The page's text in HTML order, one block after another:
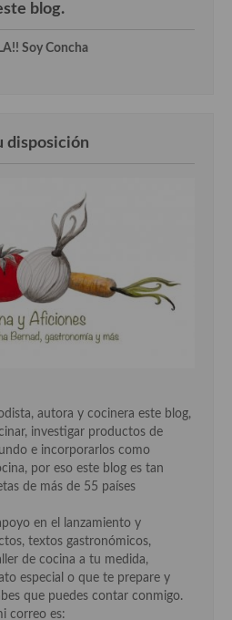
blog.
Soy Concha
disposición
autora y cocinera este blog,
investigar productos de
e incorporarlos como
por eso este blog es tan
de más de 55 países
en el lanzamiento y
textos gastronómicos,
de cocina a tu medida,
especial o que te prepare y
que puedes contar conmigo.
correo es: